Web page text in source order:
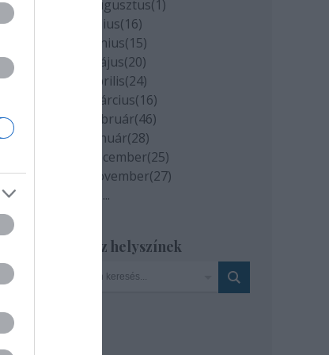
2020 augusztus(1)
2020 július(16)
2020 június(15)
2020 május(20)
2020 április(24)
2020 március(16)
2020 február(46)
2020 január(28)
2019 december(25)
2019 november(27)
...
Szinház helyszínek